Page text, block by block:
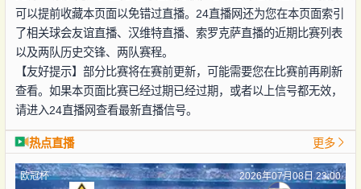
可以提前收藏本页面以免错过直播。24直播网还为您在本页面索引
了相关球会友谊直播、汉维特直播、索罗克萨直播的近期比赛列表
以及两队历史交锋、两队赛程。
【友好提示】部分比赛将在赛前更新，可能需要您在比赛前再刷新
查看。如果本页面比赛已经过期已经过期，或者以上信号都无效，
请进入24直播网查看最新直播信号。
热点直播 更多
欧冠杯 2026年07月08日 23:00